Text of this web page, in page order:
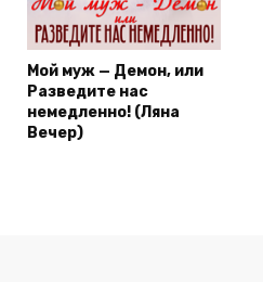
Мой муж — Демон, или
Разведите нас
немедленно! (Ляна
Вечер)